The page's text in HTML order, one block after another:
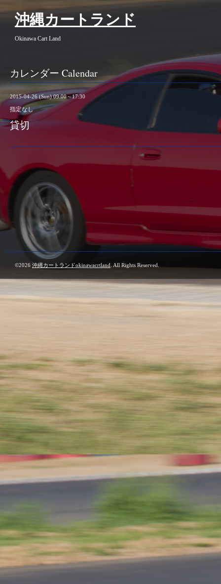
沖縄カートランド
Okinawa Cart Land
カレンダー Calendar
2015-04-26 (Sun) 09:00～17:30
指定なし
貸切
©2026 沖縄カートランドokinawacrtland . All Rights Reserved.